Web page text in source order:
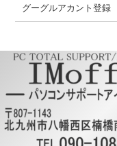
グーグルアカント登録